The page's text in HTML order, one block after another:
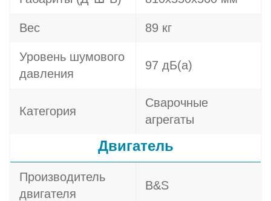
Вес 89 кг
Уровень шумового
давления
97 дБ(а)
Категория
Сварочные
агрегаты
Двигатель
Производитель
двигателя
B&S